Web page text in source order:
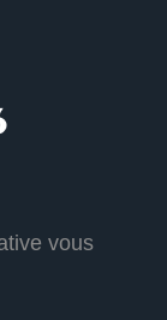
vous